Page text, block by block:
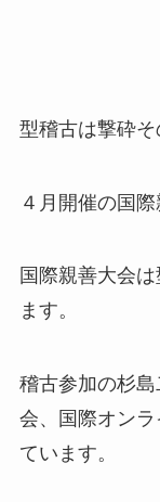
型稽古は撃砕そ
４月開催の国
国際親善大会
ます。
稽古参加の杉
会、国際オン
ています。